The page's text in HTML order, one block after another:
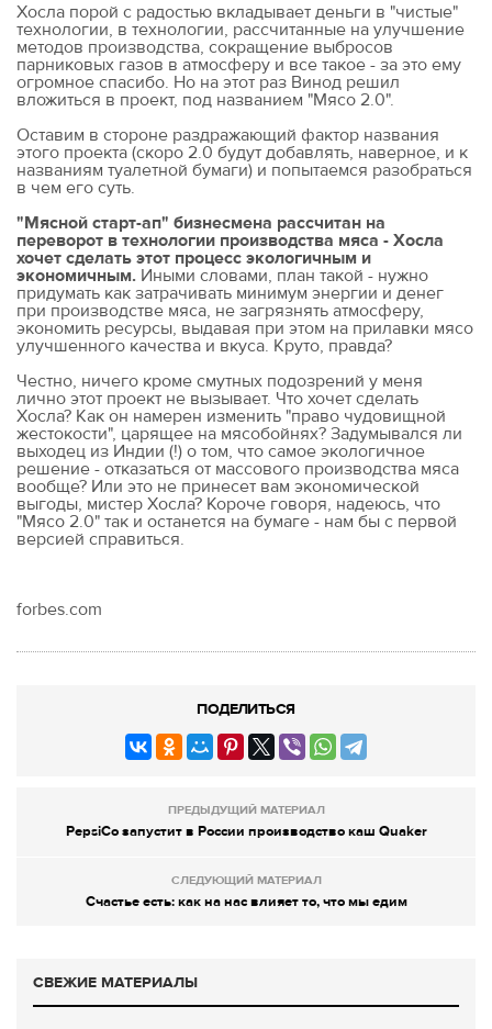
Хосла порой с радостью вкладывает деньги в "чистые"
технологии, в технологии, рассчитанные на улучшение
методов производства, сокращение выбросов
парниковых газов в атмосферу и все такое - за это ему
огромное спасибо. Но на этот раз Винод решил
вложиться в проект, под названием "Мясо 2.0".
Оставим в стороне раздражающий фактор названия
этого проекта (скоро 2.0 будут добавлять, наверное, и к
названиям туалетной бумаги) и попытаемся разобраться
в чем его суть.
"Мясной старт-ап" бизнесмена рассчитан на
переворот в технологии производства мяса - Хосла
хочет сделать этот процесс экологичным и
экономичным. Иными словами, план такой - нужно
придумать как затрачивать минимум энергии и денег
при производстве мяса, не загрязнять атмосферу,
экономить ресурсы, выдавая при этом на прилавки мясо
улучшенного качества и вкуса. Круто, правда?
Честно, ничего кроме смутных подозрений у меня
лично этот проект не вызывает. Что хочет сделать
Хосла? Как он намерен изменить "право чудовищной
жестокости", царящее на мясобойнях? Задумывался ли
выходец из Индии (!) о том, что самое экологичное
решение - отказаться от массового производства мяса
вообще? Или это не принесет вам экономической
выгоды, мистер Хосла? Короче говоря, надеюсь, что
"Мясо 2.0" так и останется на бумаге - нам бы с первой
версией справиться.
forbes.com
ПОДЕЛИТЬСЯ
ПРЕДЫДУЩИЙ МАТЕРИАЛ
PepsiCo запустит в России производство каш Quaker
СЛЕДУЮЩИЙ МАТЕРИАЛ
Счастье есть: как на нас влияет то, что мы едим
СВЕЖИЕ МАТЕРИАЛЫ